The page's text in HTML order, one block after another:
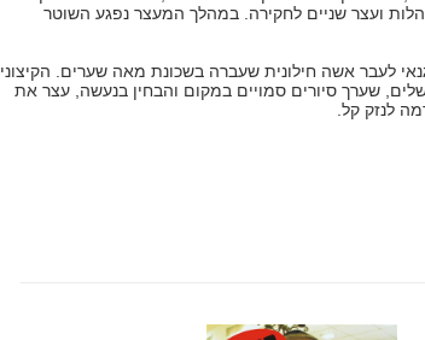
ועצר שניים לחקירה. במהלך המעצר נפגע השוטר
לעבר אשה חילונית שעברה בשכונת מאה שערים. הקיצוני
שערך סיורים סמויים במקום והבחין בנעשה, עצר את
לנזק קל.